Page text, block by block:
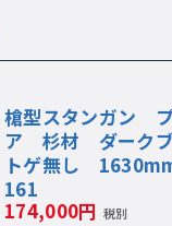
槍型スタンガン
ア 杉材 ダーク
トゲ無し
161
174,000円 税別